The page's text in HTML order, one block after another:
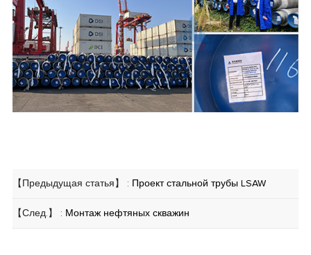
【Предыдущая статья】 : Проект стальной трубы LSAW
【След.】 : Монтаж нефтяных скважин